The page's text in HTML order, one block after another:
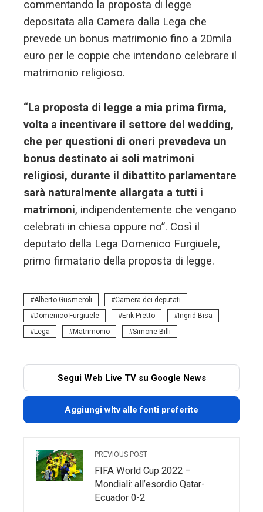
commentando la proposta di legge
depositata alla Camera dalla Lega che
prevede un bonus matrimonio fino a 20mila
euro per le coppie che intendono celebrare il
matrimonio religioso.
“La proposta di legge a mia prima firma,
volta a incentivare il settore del wedding,
che per questioni di oneri prevedeva un
bonus destinato ai soli matrimoni
religiosi, durante il dibattito parlamentare
sarà naturalmente allargata a tutti i
matrimoni, indipendentemente che vengano
celebrati in chiesa oppure no”. Così il
deputato della Lega Domenico Furgiuele,
primo firmatario della proposta di legge.
Alberto Gusmeroli
Camera dei deputati
Domenico Furgiuele
Erik Pretto
Ingrid Bisa
Lega
Matrimonio Simone Billi
Segui Web Live TV su Google News
Aggiungi wltv alle fonti preferite
PREVIOUS POST
FIFA World Cup 2022 –
Mondiali: all’esordio Qatar-
Ecuador 0-2